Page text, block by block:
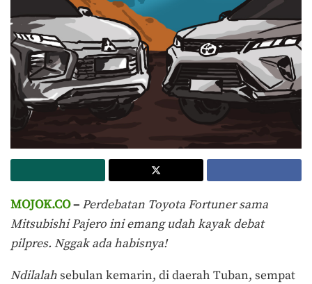
MOJOK.CO– Perdebatan Toyota Fortuner sama
Mitsubishi Pajero ini emang udah kayak debat
pilpres. Nggak ada habisnya!
Ndilalahsebulan kemarin, di daerah Tuban, sempat